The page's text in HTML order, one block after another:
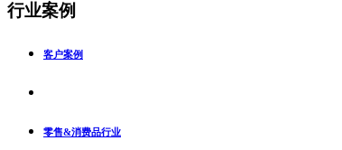
行业案例
客户案例
零售&消费品行业